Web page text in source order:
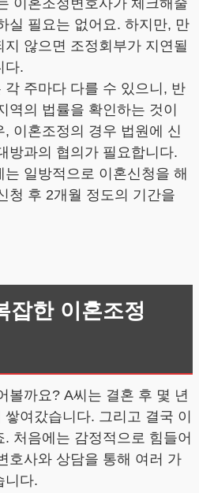
실 필요는 없어요. 하지만, 만
않으면 조정회부가 지연될
다.
주마다 다를 수 있으니, 반
역의 법률을 확인하는 것이
이혼조정의 경우 법원에 신
방과의 협의가 필요합니다.
일방적으로 이혼신청을 해
청 후 2개월 정도의 기간을
잡한 이혼조정
볼까요? A씨는 결혼 후 몇 년
여갔습니다. 그리고 결국 이
처음에는 감정적으로 힘들어
호사와 상담을 통해 여러 가
니다.